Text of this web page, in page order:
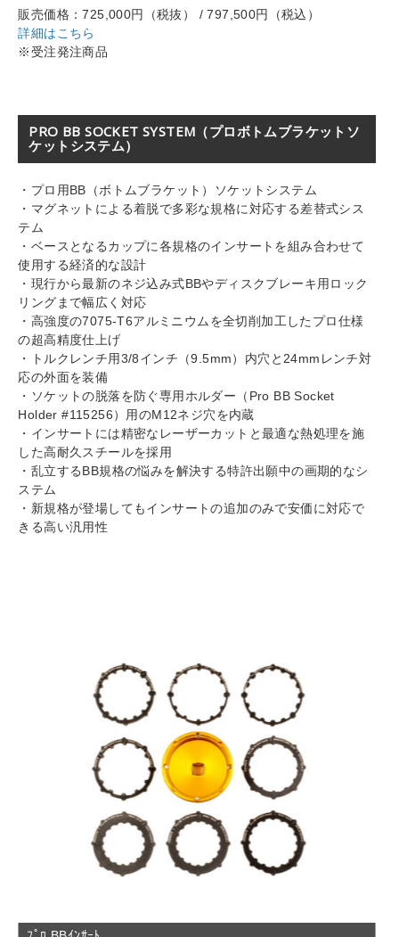
販売価格：725,000円（税抜） / 797,500円（税込）
詳細はこちら
※受注発注商品
PRO BB SOCKET SYSTEM（プロボトムブラケットソ
ケットシステム）
・プロ用BB（ボトムブラケット）ソケットシステム
・マグネットによる着脱で多彩な規格に対応する差替式シス
テム
・ベースとなるカップに各規格のインサートを組み合わせて
使用する経済的な設計
・現行から最新のネジ込み式BBやディスクブレーキ用ロック
リングまで幅広く対応
・高強度の7075-T6アルミニウムを全切削加工したプロ仕様
の超高精度仕上げ
・トルクレンチ用3/8インチ（9.5mm）内穴と24mmレンチ対
応の外面を装備
・ソケットの脱落を防ぐ専用ホルダー（Pro BB Socket
Holder #115256）用のM12ネジ穴を内蔵
・インサートには精密なレーザーカットと最適な熱処理を施
した高耐久スチールを採用
・乱立するBB規格の悩みを解決する特許出願中の画期的なシ
ステム
・新規格が登場してもインサートの追加のみで安価に対応で
きる高い汎用性